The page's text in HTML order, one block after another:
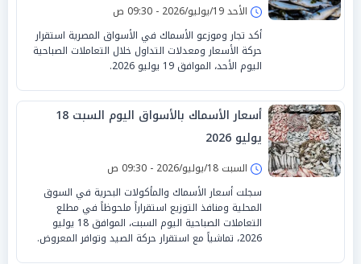
الأحد 19/يوليو/2026 - 09:30 ص
أكد تجار وموزعو الأسماك في الأسواق المصرية استقرار
حركة الأسعار ومعدلات التداول خلال التعاملات الصباحية
اليوم الأحد، الموافق 19 يوليو 2026.
أسعار الأسماك بالأسواق اليوم السبت 18
يوليو 2026
السبت 18/يوليو/2026 - 09:30 ص
سجلت أسعار الأسماك والمأكولات البحرية في السوق
المحلية ومنافذ التوزيع استقراراً ملحوظاً في مطلع
التعاملات الصباحية اليوم السبت، الموافق 18 يوليو
2026، تماشياً مع استقرار حركة الصيد وتوافر المعروض.